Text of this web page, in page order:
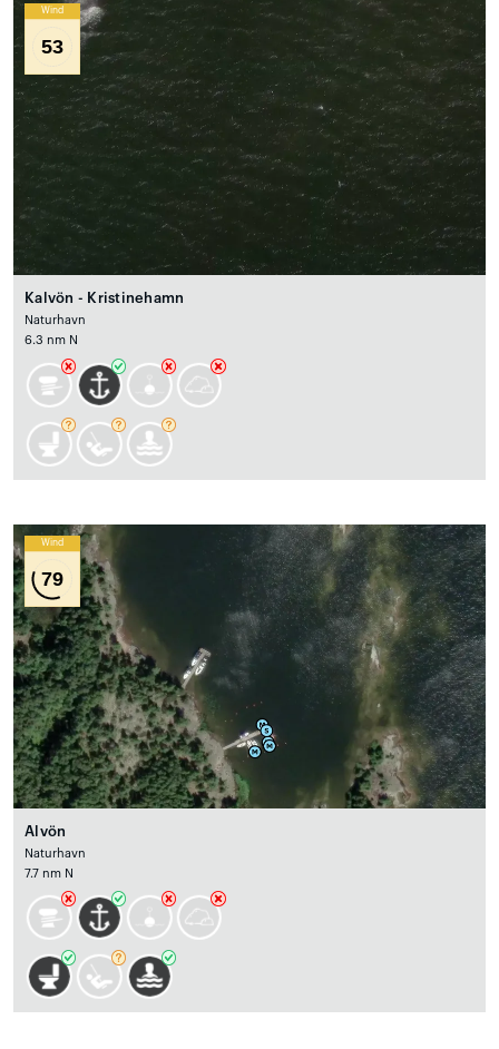
Wind
53
Kalvön - Kristinehamn
Naturhavn
6.3 nm N
Wind
79
Alvön
Naturhavn
7.7 nm N